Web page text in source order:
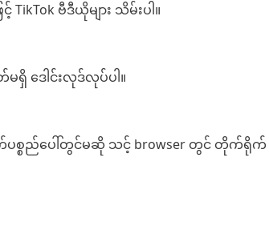
ဗီဒီယိုများ သိမ်းပါ။
ဒေါင်းလုဒ်လုပ်ပါ။
စည်ပေါ်တွင်မဆို သင့် browser တွင် တိုက်ရိုက်